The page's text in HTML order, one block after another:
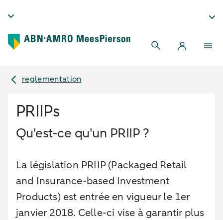
reglementation
PRIIPs
Qu'est-ce qu'un PRIIP ?
La législation PRIIP (Packaged Retail
and Insurance-based Investment
Products) est entrée en vigueur le 1er
janvier 2018. Celle-ci vise à garantir plus